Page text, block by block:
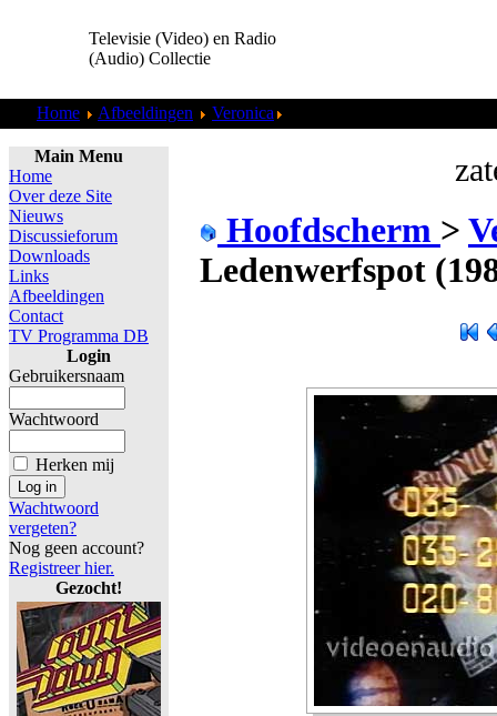
Televisie (Video) en Radio
(Audio) Collectie
Home Afbeeldingen Veronica
Main Menu
Home
Over deze Site
Nieuws
Discussieforum
Downloads
Links
Afbeeldingen
Contact
TV Programma DB
Login
Gebruikersnaam
Wachtwoord
Herken mij
Wachtwoord
vergeten?
Nog geen account?
Registreer hier.
Gezocht!
Hoofdscherm >
Ledenwerfspot